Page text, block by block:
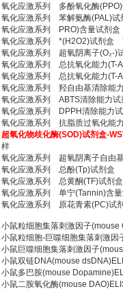
氧化应激系列 多酚氧化酶
氧化应激系列 苯解氨酶(PAL)
氧化应激系列 PRO)含量试剂
氧化应激系列 *(H2O2)试剂盒
氧化应激系列 超氧阴离子(O₂-
氧化应激系列 总抗氧化能力
氧化应激系列 总抗氧化能力
氧化应激系列 羟自由基清除能
氧化应激系列 ABTS清除能力
氧化应激系列 DPPH清除能力
氧化应激系列 抗脂质过氧化能
超氧化物歧化酶(SOD)试剂盒-
样
氧化应激系列 超氧阴离子自由
氧化应激系列 总酚(Tp)试剂盒
氧化应激系列 总黄酮(TF)试剂
氧化应激系列 单宁(Tannin)含
氧化应激系列 原花青素(PC)
小鼠粒细胞集落刺激因子(mouse
小鼠粒细胞-巨噬细胞集落刺激因
小鼠巨噬细胞集落刺激因子
小鼠双链DNA(mouse dsDNA)
小鼠多巴胺(mouse Dopamine)
小鼠二胺氧化酶(mouse DAO)